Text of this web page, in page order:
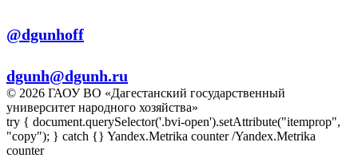
@dgunhoff
dgunh@dgunh.ru
© 2026 ГАОУ ВО «Дагестанский государственный
университет народного хозяйства»
try { document.querySelector('.bvi-open').setAttribute("itemprop",
"copy"); } catch {} Yandex.Metrika counter/Yandex.Metrika
counter